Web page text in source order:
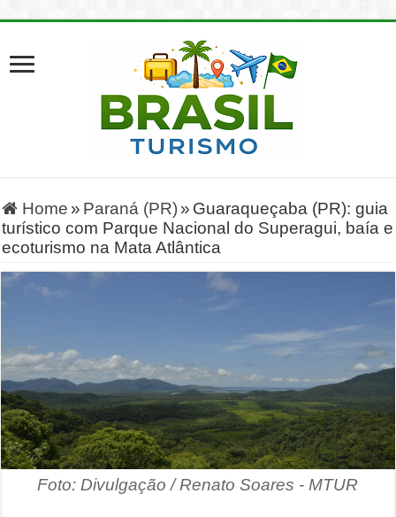
Home » Paraná (PR) » Guaraqueçaba (PR): guia
turístico com Parque Nacional do Superagui, baía e
ecoturismo na Mata Atlântica
Foto: Divulgação / Renato Soares - MTUR